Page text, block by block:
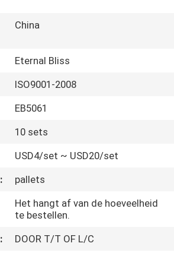
China
Eternal Bliss
ISO9001-2008
EB5061
10 sets
USD4/set ~ USD20/set
pallets
Het hangt af van de hoeveelheid
te bestellen.
DOOR T/T OF L/C